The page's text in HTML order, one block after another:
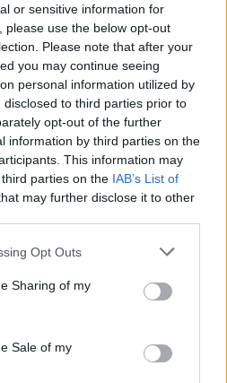
or sensitive information for
please use the below opt-out
Please note that after your
you may continue seeing
personal information utilized by
to third parties prior to
opt-out of the further
information by third parties on the
This information may
parties on the IAB’s List of
may further disclose it to other
Opt Outs
Sharing of my
Sale of my